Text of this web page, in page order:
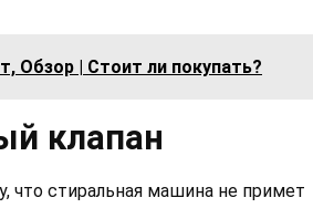
Обзор | Стоит ли покупать?
клапан
что стиральная машина не примет